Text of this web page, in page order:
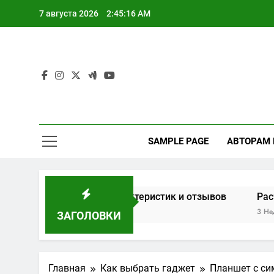
7 августа 2026 2:45:17 AM
SAMPLE PAGE АВТОРАМ
ЗАГОЛОВКИ
основе характеристик и отзывов Расчет
3 Недели Спустя
Главная Как выбрать гаджет Планшет с